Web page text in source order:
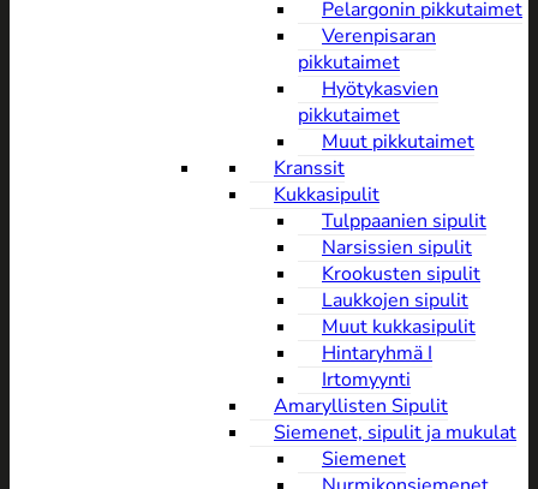
Pelargonin pikkutaimet
Verenpisaran
pikkutaimet
Hyötykasvien
pikkutaimet
Muut pikkutaimet
Kranssit
Kukkasipulit
Tulppaanien sipulit
Narsissien sipulit
Krookusten sipulit
Laukkojen sipulit
Muut kukkasipulit
Hintaryhmä I
Irtomyynti
Amaryllisten Sipulit
Siemenet, sipulit ja mukulat
Siemenet